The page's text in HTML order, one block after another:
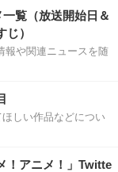
一覧（放送開始日＆
）
報や関連ニュースを随
しい作品などについ
！アニメ！」Twitte